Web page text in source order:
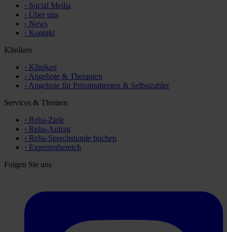
› Social Media
› Über uns
› News
› Kontakt
Kliniken
› Kliniken
› Angebote & Therapien
› Angebote für Privatpatienten & Selbstzahler
Services & Themen
› Reha-Ziele
› Reha-Antrag
› Reha-Sprechstunde buchen
› Expertenbereich
Folgen Sie uns